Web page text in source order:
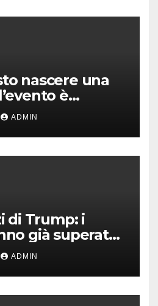
nascere una
è
ADMIN
di Trump: i
già superato i
dollari
ADMIN